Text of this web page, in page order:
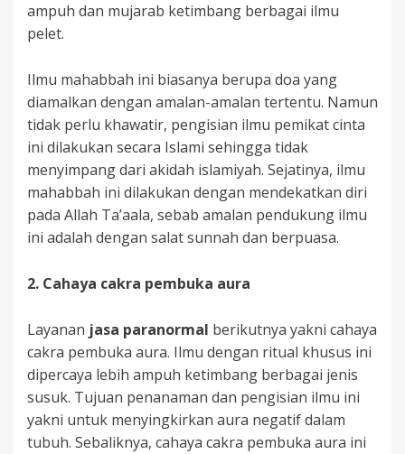
ampuh dan mujarab ketimbang berbagai ilmu
pelet.
Ilmu mahabbah ini biasanya berupa doa yang
diamalkan dengan amalan-amalan tertentu. Namun
tidak perlu khawatir, pengisian ilmu pemikat cinta
ini dilakukan secara Islami sehingga tidak
menyimpang dari akidah islamiyah. Sejatinya, ilmu
mahabbah ini dilakukan dengan mendekatkan diri
pada Allah Ta’aala, sebab amalan pendukung ilmu
ini adalah dengan salat sunnah dan berpuasa.
2. Cahaya cakra pembuka aura
Layanan jasa paranormal berikutnya yakni cahaya
cakra pembuka aura. Ilmu dengan ritual khusus ini
dipercaya lebih ampuh ketimbang berbagai jenis
susuk. Tujuan penanaman dan pengisian ilmu ini
yakni untuk menyingkirkan aura negatif dalam
tubuh. Sebaliknya, cahaya cakra pembuka aura ini